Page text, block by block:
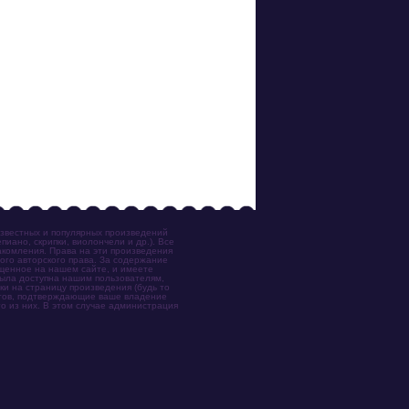
и популярных произведений
скрипки, виолончели и др.). Все
Права на эти произведения
авторского права. За содержание
на нашем сайте, и имеете
доступна нашим пользователям,
на страницу произведения (будь то
подтверждающие ваше владение
из них. В этом случае администрация